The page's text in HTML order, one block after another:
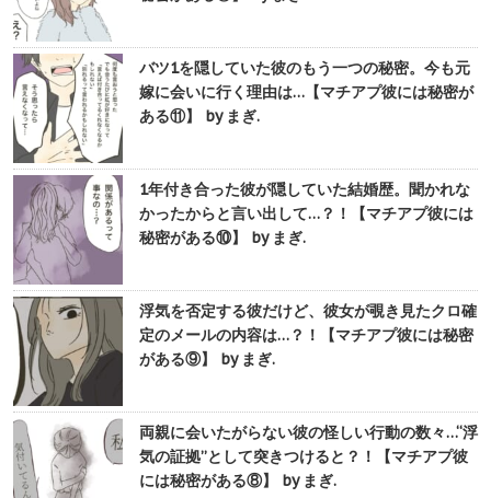
バツ1を隠していた彼のもう一つの秘密。今も元
嫁に会いに行く理由は…【マチアプ彼には秘密が
ある⑪】 by まぎ.
1年付き合った彼が隠していた結婚歴。聞かれな
かったからと言い出して…？！【マチアプ彼には
秘密がある⑩】 by まぎ.
浮気を否定する彼だけど、彼女が覗き見たクロ確
定のメールの内容は…？！【マチアプ彼には秘密
がある⑨】 by まぎ.
両親に会いたがらない彼の怪しい行動の数々…“浮
気の証拠”として突きつけると？！【マチアプ彼
には秘密がある⑧】 by まぎ.